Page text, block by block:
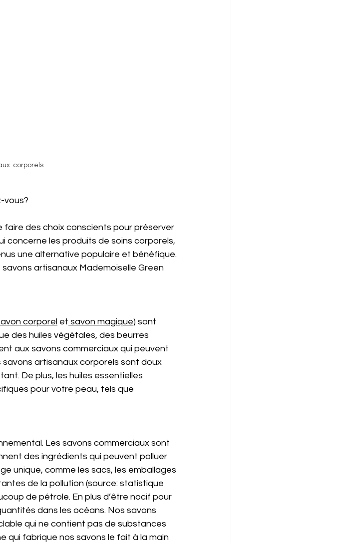
corporels
vous?
faire des choix conscients pour préserver
concerne les produits de soins corporels,
une alternative populaire et bénéfique.
artisanaux Mademoiselle Green
corporel et savon magique) sont
des huiles végétales, des beurres
aux savons commerciaux qui peuvent
artisanaux corporels sont doux
De plus, les huiles essentielles
pour votre peau, tels que
Les savons commerciaux sont
des ingrédients qui peuvent polluer
unique, comme les sacs, les emballages
de la pollution (source: statistique
de pétrole. En plus d’être nocif pour
dans les océans. Nos savons
qui ne contient pas de substances
qui fabrique nos savons le fait à la main